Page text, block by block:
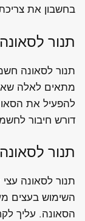
בחשבון את
תנור
תנור לסאונה
מתאים לאלה
להפעיל את
דורש חיבור
תנור
תנור לסאונה
השימוש בעצים
הסאונה. עליך